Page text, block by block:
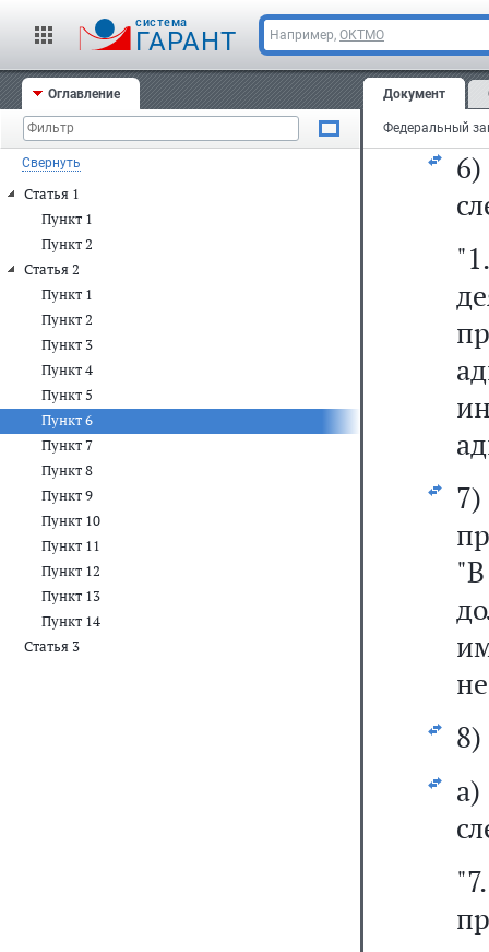
cистема
ГАРАНТ Например, ОКТМО
Оглавление
Свернуть
Статья 1
Пункт 1
Пункт 2
Статья 2
Пункт 1
Пункт 2
Пункт 3
Пункт 4
Пункт 5
Пункт 6
Пункт 7
Пункт 8
Пункт 9
Пункт 10
Пункт 11
Пункт 12
Пункт 13
Пункт 14
Статья 3
Документ